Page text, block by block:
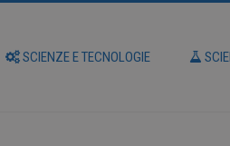
SCIENZE E TECNOLOGIE